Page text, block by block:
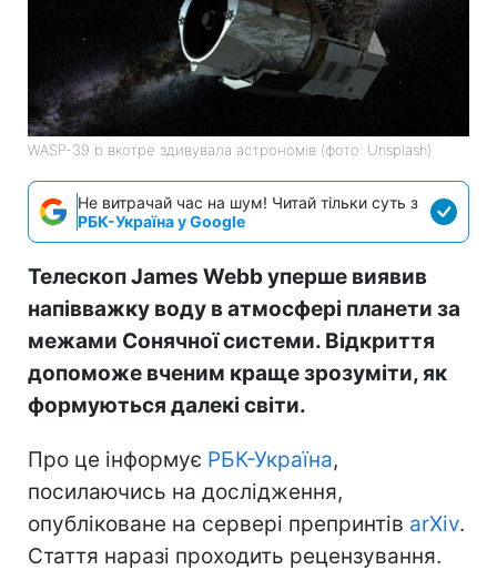
WASP-39 b вкотре здивувала астрономів (фото: Unsplash)
Не витрачай час на шум! Читай тільки суть з
РБК-Україна у Google
Телескоп James Webb уперше виявив
напівважку воду в атмосфері планети за
межами Сонячної системи. Відкриття
допоможе вченим краще зрозуміти, як
формуються далекі світи.
Про це інформує РБК-Україна,
посилаючись на дослідження,
опубліковане на сервері препринтів arXiv.
Стаття наразі проходить рецензування.